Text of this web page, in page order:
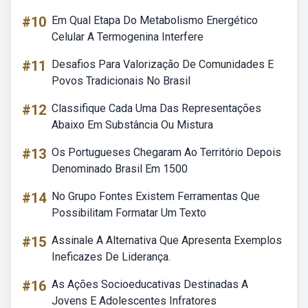
#10 Em Qual Etapa Do Metabolismo Energético
Celular A Termogenina Interfere
#11
Desafios Para Valorização De Comunidades E
Povos Tradicionais No Brasil
#12 Classifique Cada Uma Das Representações
Abaixo Em Substância Ou Mistura
#13 Os Portugueses Chegaram Ao Território Depois
Denominado Brasil Em 1500
#14 No Grupo Fontes Existem Ferramentas Que
Possibilitam Formatar Um Texto
#15 Assinale A Alternativa Que Apresenta Exemplos
Ineficazes De Liderança.
#16 As Ações Socioeducativas Destinadas A
Jovens E Adolescentes Infratores